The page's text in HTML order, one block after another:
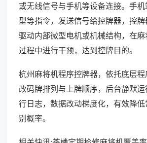
或无线信号与手机等设备连接。手
型等指令，发送信号给控牌器，控
驱动内部微型电机或机械结构，在
过程中进行干预，达到控牌目的。
杭州麻将机程序控牌器，依托底层
改码牌排列与上牌顺序，后台静默
行日志，数据改动梯度化，有效降
别概率。